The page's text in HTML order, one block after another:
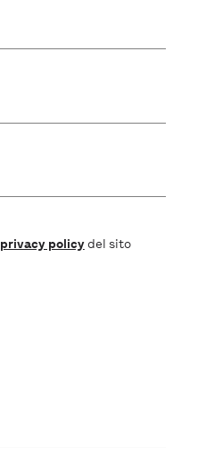
privacy policydel sito